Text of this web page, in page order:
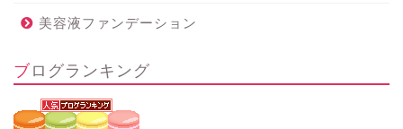
美容液ファンデーション
ブログランキング